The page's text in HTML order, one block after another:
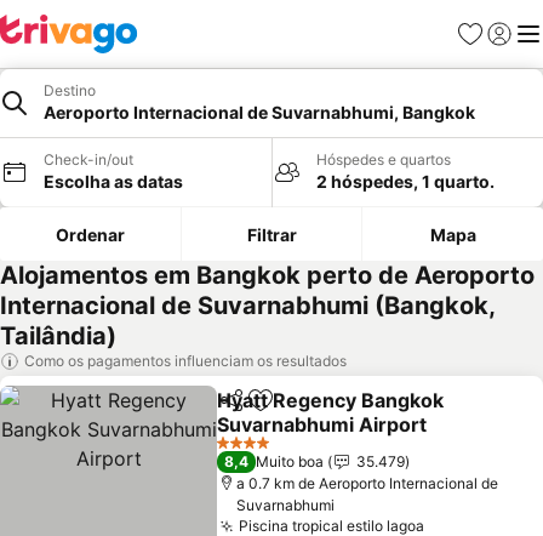
Favoritos
Iniciar
Destino
Aeroporto Internacional de Suvarnabhumi, Bangkok
Check-in/out
Escolha as datas
Hóspedes e quartos
2 hóspedes, 1 quarto.
Ordenar Filtrar Mapa
Alojamentos em Bangkok perto de Aeroporto
Internacional de Suvarnabhumi (Bangkok,
Tailândia)
Como os pagamentos influenciam os resultados
PartilharAdicionar aos favoritos
Hyatt Regency Bangkok
Suvarnabhumi Airport
4 Estrelas
8,4 Muito boa
35.479
a 0.7 km de Aeroporto Internacional de
Suvarnabhumi
Piscina tropical estilo lagoa